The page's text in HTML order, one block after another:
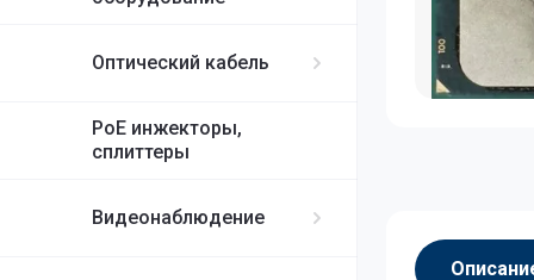
Оптический кабель
PoE инжекторы,
сплиттеры
Видеонаблюдение